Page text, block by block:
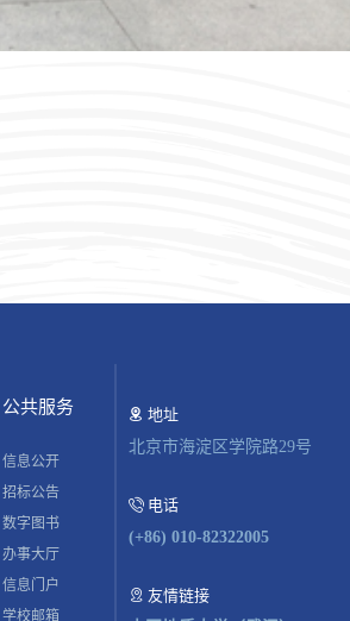
公共服务
信息公开
招标公告
数字图书
办事大厅
信息门户
学校邮箱
地址
北京市海淀区学院路29号
电话
(+86) 010-82322005
友情链接